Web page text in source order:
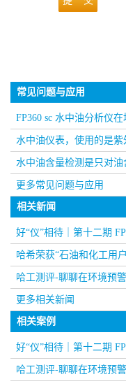
常见问题与应用
FP360 sc 水中油分析仪
水中油仪表，使用的是紫
水中油含量检测是只对
更多常见问题与应用
相关新闻
好“仪”相待｜第十二期
哈希荣获“石油和化工用
哈工测评-聊聊在环境预
更多相关新闻
相关案例
好“仪”相待｜第十二期
哈工测评-聊聊在环境预